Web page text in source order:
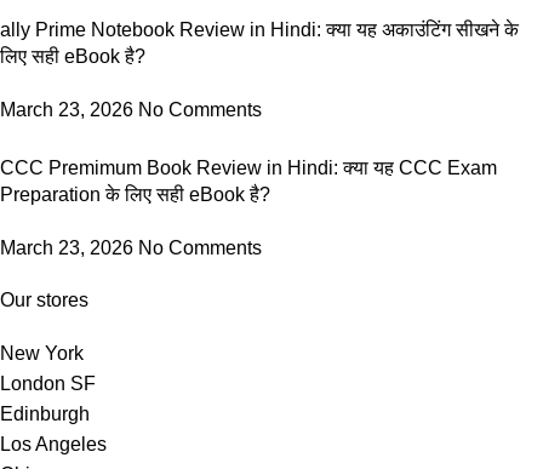
ally Prime Notebook Review in Hindi: क्या यह अकाउंटिंग सीखने के
लिए सही eBook है?
March 23, 2026 No Comments
CCC Premimum Book Review in Hindi: क्या यह CCC Exam
Preparation के लिए सही eBook है?
March 23, 2026 No Comments
Our stores
New York
London SF
Edinburgh
Los Angeles